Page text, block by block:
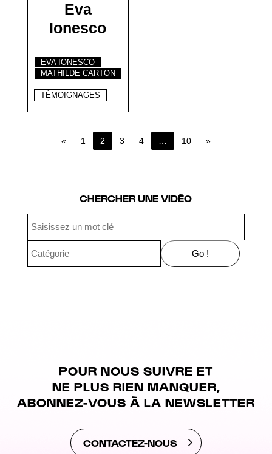
Eva
Ionesco
EVA IONESCO
MATHILDE CARTON
TÉMOIGNAGES
« 1 2 3 4 … 10 »
CHERCHER UNE VIDÉO
POUR NOUS SUIVRE ET
NE PLUS RIEN MANQUER,
ABONNEZ-VOUS À LA NEWSLETTER
CONTACTEZ-NOUS